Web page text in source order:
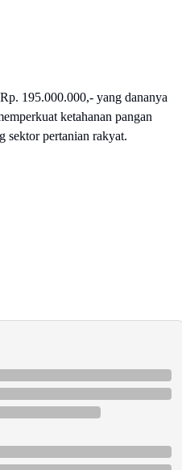
195.000.000,- yang dananya
ketahanan pangan
sektor pertanian rakyat.